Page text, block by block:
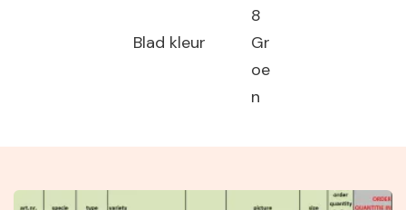
8
Blad kleur
Gr
oe
n